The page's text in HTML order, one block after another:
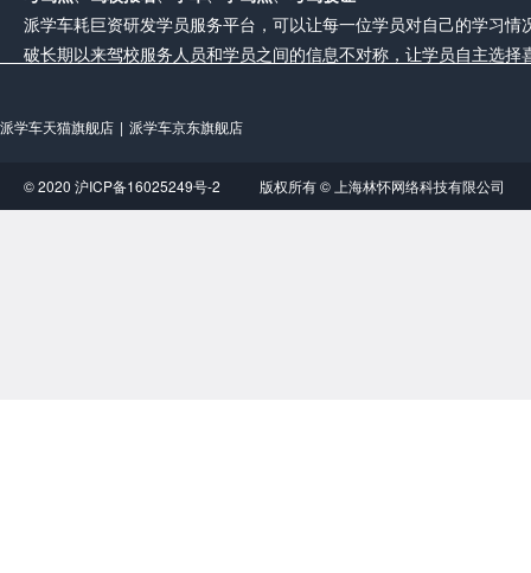
派学车耗巨资研发学员服务平台，可以让每一位学员对自己的学习
破长期以来驾校服务人员和学员之间的信息不对称，让学员自主选择
派学车天猫旗舰店 派学车京东旗舰店
© 2020 沪ICP备16025249号-2 版权所有 © 上海林怀网络科技有限公司